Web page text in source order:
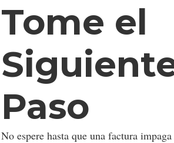
Tome el
Paso
No espere hasta que una factura